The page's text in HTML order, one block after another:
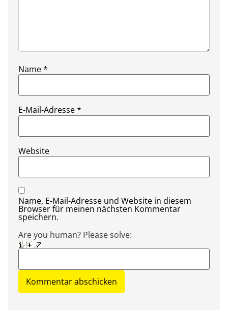
Name*
E-Mail-Adresse*
Website
Name, E-Mail-Adresse und Website in diesem
Browser für meinen nächsten Kommentar
speichern.
Are you human? Please solve: